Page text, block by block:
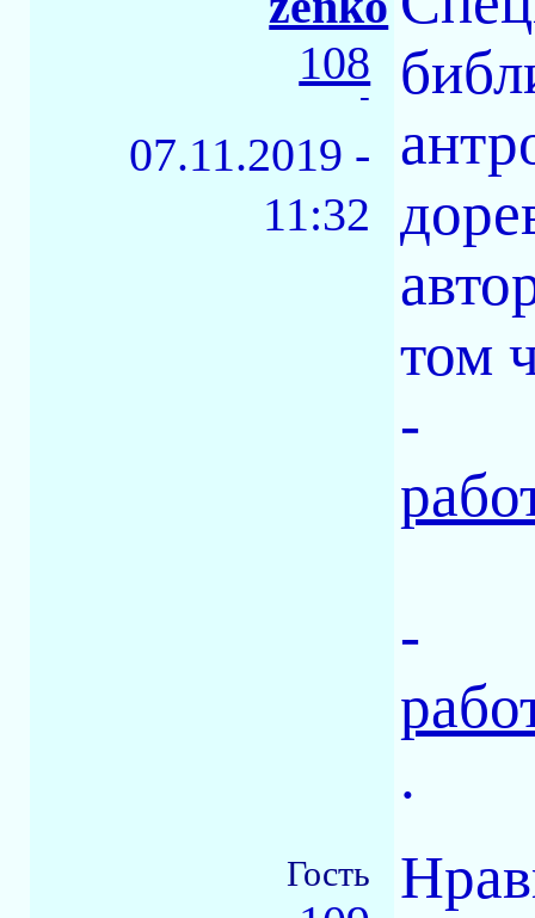
108
-
07.11.2019 -
11:32
том
-
-
.
Гость